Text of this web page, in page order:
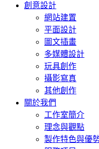
創意設計
網站建置
平面設計
圖文插畫
多媒體設計
玩具創作
攝影寫真
其他創作
關於我們
工作室簡介
理念與觀點
製作特色與優